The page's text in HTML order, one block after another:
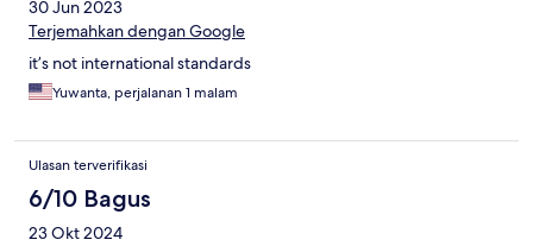
30 Jun 2023
Terjemahkan dengan Google
it’s not international standards
Yuwanta, perjalanan 1 malam
Ulasan terverifikasi
6/10 Bagus
23 Okt 2024